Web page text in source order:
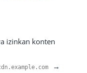
izinkan konten
→